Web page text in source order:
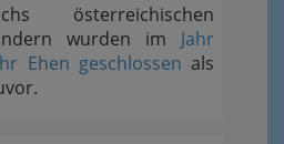
österreichischen
wurden im Jahr
Ehen geschlossen als